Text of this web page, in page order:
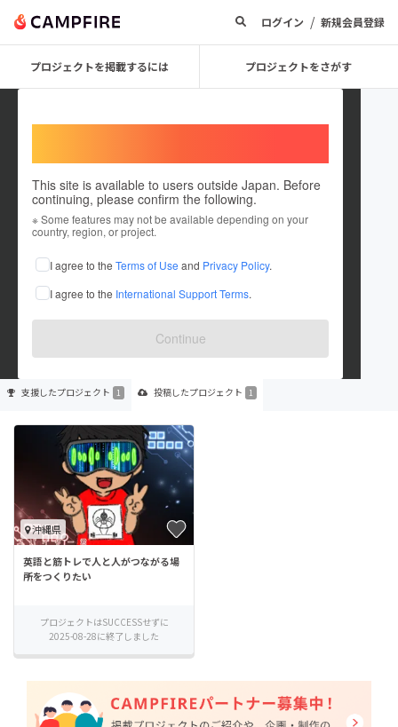
ログイン / 新規会員登録
プロジェクトを掲載するには プロジェクトをさがす
This site is available to users outside Japan. Before
continuing, please confirm the following.
※ Some features may not be available depending on your
country, region, or project.
I agree to the Terms of Use and Privacy Policy.
I agree to the International Support Terms.
Continue
user_2dbbbd5012f4
これまでに1回支援して1件のプロジェクトを投稿しています
在住国：未設定
出身国：未設定
支援したプロジェクト 1 投稿したプロジェクト 1
沖縄県
英語と筋トレで人と人がつながる場
所をつくりたい
プロジェクトはSUCCESSせずに
2025-08-28に終了しました